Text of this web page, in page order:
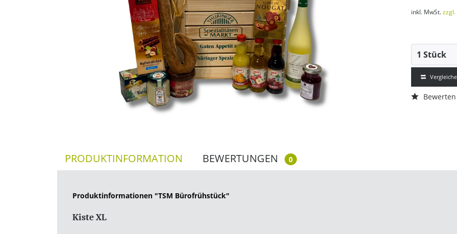
inkl. MwSt.
Bewerten
PRODUKTINFORMATION BEWERTUNGEN 0
Produktinformationen "TSM Bürofrühstück"
Kiste XL